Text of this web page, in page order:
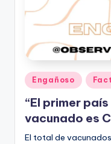
Publicado
en
Engañoso
“El primer
vacunado es
El total de